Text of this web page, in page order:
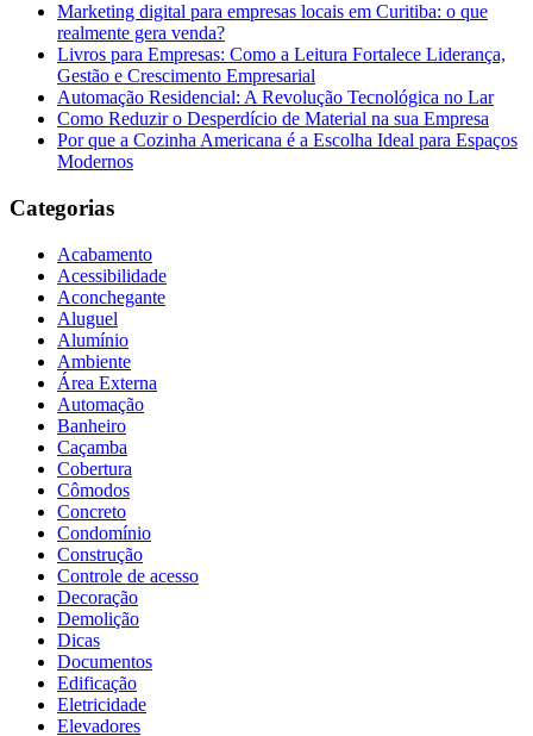
Marketing digital para empresas locais em Curitiba: o que
realmente gera venda?
Livros para Empresas: Como a Leitura Fortalece Liderança,
Gestão e Crescimento Empresarial
Automação Residencial: A Revolução Tecnológica no Lar
Como Reduzir o Desperdício de Material na sua Empresa
Por que a Cozinha Americana é a Escolha Ideal para Espaços
Modernos
Categorias
Acabamento
Acessibilidade
Aconchegante
Aluguel
Alumínio
Ambiente
Área Externa
Automação
Banheiro
Caçamba
Cobertura
Cômodos
Concreto
Condomínio
Construção
Controle de acesso
Decoração
Demolição
Dicas
Documentos
Edificação
Eletricidade
Elevadores